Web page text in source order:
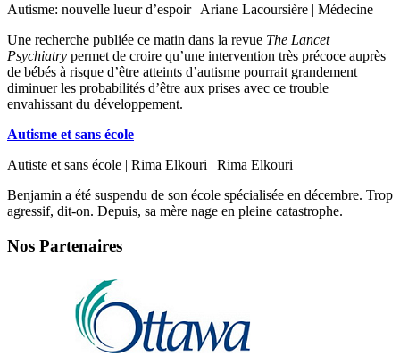
Autisme: nouvelle lueur d’espoir | Ariane Lacoursière | Médecine
Une recherche publiée ce matin dans la revue The Lancet
Psychiatry permet de croire qu’une intervention très précoce auprès
de bébés à risque d’être atteints d’autisme pourrait grandement
diminuer les probabilités d’être aux prises avec ce trouble
envahissant du développement.
Autisme et sans école
Autiste et sans école | Rima Elkouri | Rima Elkouri
Benjamin a été suspendu de son école spécialisée en décembre. Trop
agressif, dit-on. Depuis, sa mère nage en pleine catastrophe.
Nos Partenaires